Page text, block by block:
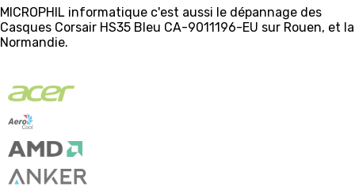
MICROPHIL informatique c'est aussi le dépannage des
Casques Corsair HS35 Bleu CA-9011196-EU sur Rouen, et la
Normandie.